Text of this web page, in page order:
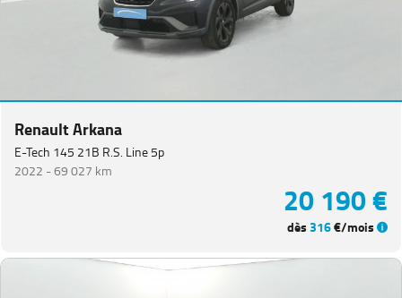
Renault Arkana
E-Tech 145 21B R.S. Line 5p
2022 -69 027 km
20 190 €
dès316€/mois